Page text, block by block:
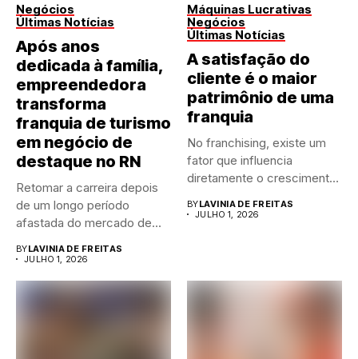
Negócios
Últimas Notícias
Após anos
dedicada à família,
empreendedora
transforma
franquia de turismo
em negócio de
destaque no RN
Retomar a carreira depois
de um longo período
afastada do mercado de...
BYLAVINIA DE FREITAS
JULHO 1, 2026
Máquinas Lucrativas
Negócios
Últimas Notícias
A satisfação do
cliente é o maior
patrimônio de uma
franquia
No franchising, existe um
fator que influencia
diretamente o crescimento
BYLAVINIA DE FREITAS
JULHO 1, 2026